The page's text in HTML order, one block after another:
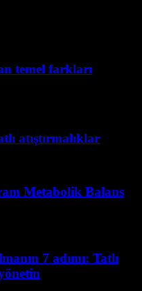
temel farkları
atıştırmalıklar
Metabolik Balans
7 adımı: Tatlı